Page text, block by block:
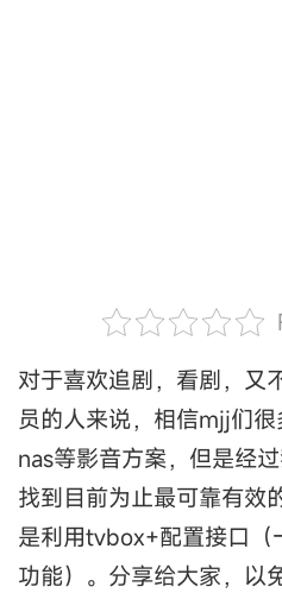
对于喜欢追剧，看剧，又
员的人来说，相信mjj们
nas等影音方案，但是经
找到目前为止最可靠有效
是利用tvbox+配置接口（
功能）。分享给大家，以